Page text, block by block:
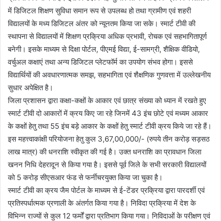
में डिजिटल शिक्षण सुविधा समान रूप से उपलब्ध हो तथा ग्रामीण एवं शहरी
विद्यालयों के मध्य डिजिटल अंतर को न्यूनतम किया जा सके। स्मार्ट टीवी की
स्थापना से विद्यालयों में शिक्षण प्रक्रिया अधिक प्रभावी, रोचक एवं सहभागितापूर्ण
बनेगी। इसके माध्यम से दिक्षा पोर्टल, पीएमई विद्या, ई-सामग्री, शैक्षिक वीडियो,
वर्चुअल कक्षाएं तथा अन्य डिजिटल प्लेटफॉर्म का उपयोग संभव होगा। इससे
विद्यार्थियों की अवधारणात्मक समझ, सहभागिता एवं शैक्षणिक गुणवत्ता में उल्लेखनीय
सुधार अपेक्षित है।
जिला प्रशासन द्वारा कक्षा-कक्षों के आकार एवं छात्र संख्या को ध्यान में रखते हुए
स्मार्ट टीवी दो आकारों में क्रय किए जा रहे जिनमें 43 इंच छोटे एवं मध्यम आकार
के कक्षों हेतु तथा 55 इंच बड़े आकार के कक्षों हेतु स्मार्ट टीवी क्रय किये जा रहे हैं।
इस महत्त्वाकांक्षी परियोजना हेतु कुल 3,67,00,000/- (रुपये तीन करोड़ सड़सठ
लाख मात्र) की धनराशि स्वीकृत की गई है। उक्त धनराशि का प्रावधान जिला
खनन निधि देहरादून से किया गया है। इससे पूर्व जिले के सभी सरकारी विद्यालयों
को 5 करोड़ सीएसआर फंड से फर्नीचरयुक्त किया जा चुका है।
स्मार्ट टीवी का क्रय जैम पोर्टल के माध्यम से ई-टेंडर प्रक्रिया द्वारा पारदर्शी एवं
प्रतिस्पर्धात्मक प्रणाली के अंतर्गत किया गया है। निविदा प्रक्रिया में देश के
विभिन्न राज्यों से कुल 12 फर्मों द्वारा प्रतिभाग किया गया। निविदाओं के परीक्षण एवं